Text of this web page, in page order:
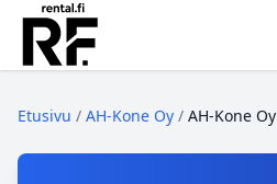
Etusivu / AH-Kone Oy / AH-Kone Oy